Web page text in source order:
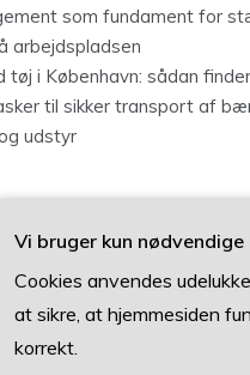
som fundament for
arbejdspladsen
tøj i København: sådan
til sikker transport af
udstyr
at vise.
Vi bruger kun nødvendige
Cookies anvendes
at sikre, at hjemmesiden
korrekt.